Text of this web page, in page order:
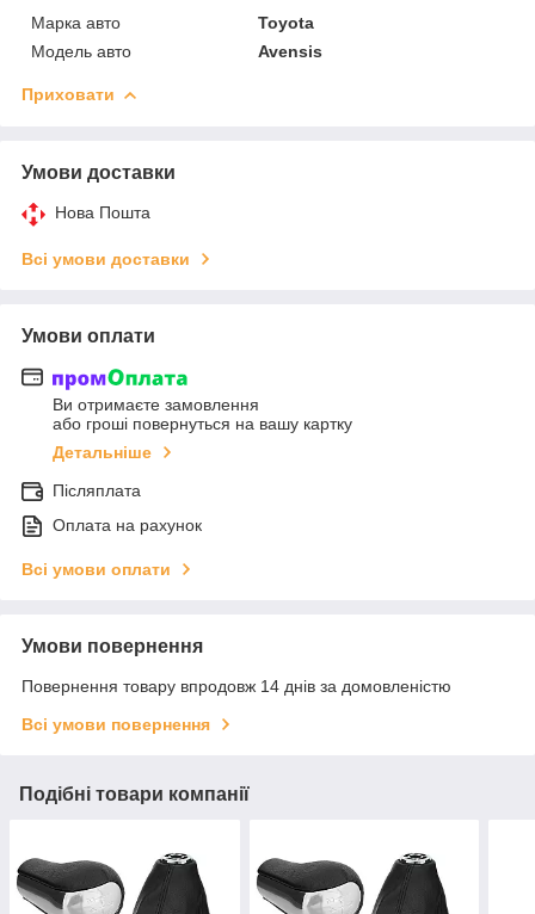
Марка авто
Toyota
Модель авто
Avensis
Приховати
Умови доставки
Нова Пошта
Всі умови доставки
Умови оплати
Ви отримаєте замовлення
або гроші повернуться на вашу картку
Детальніше
Післяплата
Оплата на рахунок
Всі умови оплати
Умови повернення
Повернення товару впродовж 14 днів за домовленістю
Всі умови повернення
Подібні товари компанії